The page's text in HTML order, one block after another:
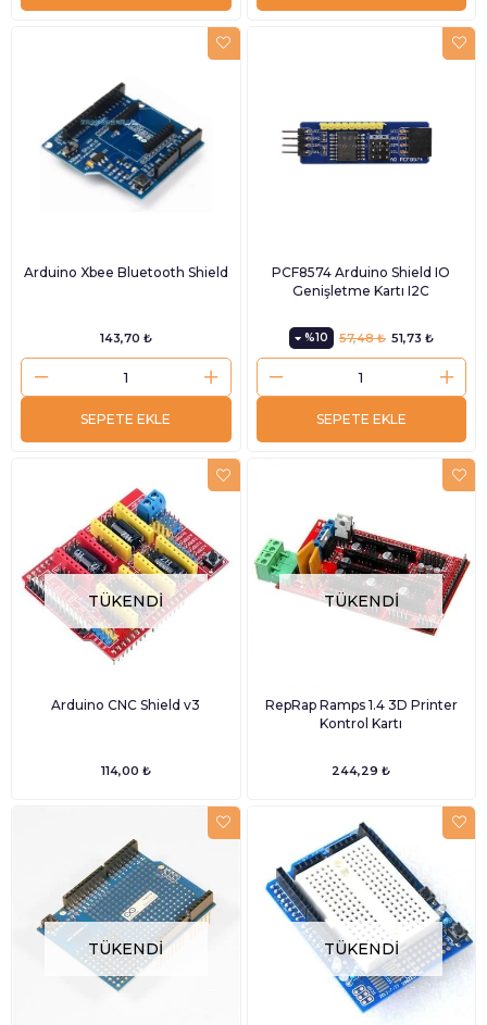
Arduino Xbee Bluetooth Shield
143,70 ₺
SEPETE EKLE
PCF8574 Arduino Shield IO
Genişletme Kartı I2C
%10 51,73 ₺
57,48 ₺
SEPETE EKLE
TÜKENDI
Arduino CNC Shield v3
114,00 ₺
TÜKENDI
RepRap Ramps 1.4 3D Printer
Kontrol Kartı
244,29 ₺
TÜKENDI TÜKENDI